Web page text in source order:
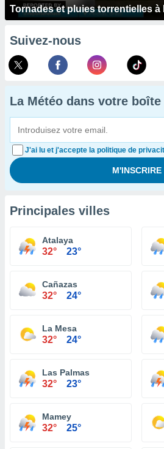
Tornades et pluies torrentielles à
Suivez-nous
La Météo dans votre boîte
J'ai lu et j'accepte la politique de
Principales villes
Atalaya
32° 23°
Cañazas
32° 24°
La Mesa
32° 24°
Las Palmas
32° 23°
Mamey
32° 25°